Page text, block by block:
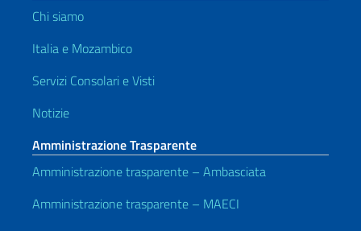
Chi siamo
Italia e Mozambico
Servizi Consolari e Visti
Notizie
Amministrazione Trasparente
Amministrazione trasparente – Ambasciata
Amministrazione trasparente – MAECI